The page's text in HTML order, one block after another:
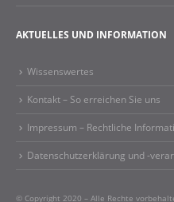
AKTUELLES UND INFORMATION
Wissenswertes
Kontakt – So erreichen Sie uns
Impressum – Rechtliche
Datenschutzerklärung und -
© Copyright 2020 – Alle Rechte